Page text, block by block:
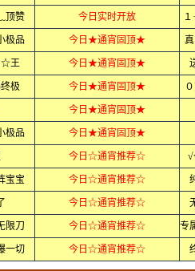
顶赞 今日实时开放
极品 今日★通宵固顶★
王 今日★通宵固顶★
极 今日★通宵固顶★
今日★通宵固顶★
极品 今日★通宵固顶★
今日☆通宵推荐☆
宝宝 今日☆通宵推荐☆
今日☆通宵推荐☆
限刀 今日☆通宵推荐☆
一切 今日☆通宵推荐☆